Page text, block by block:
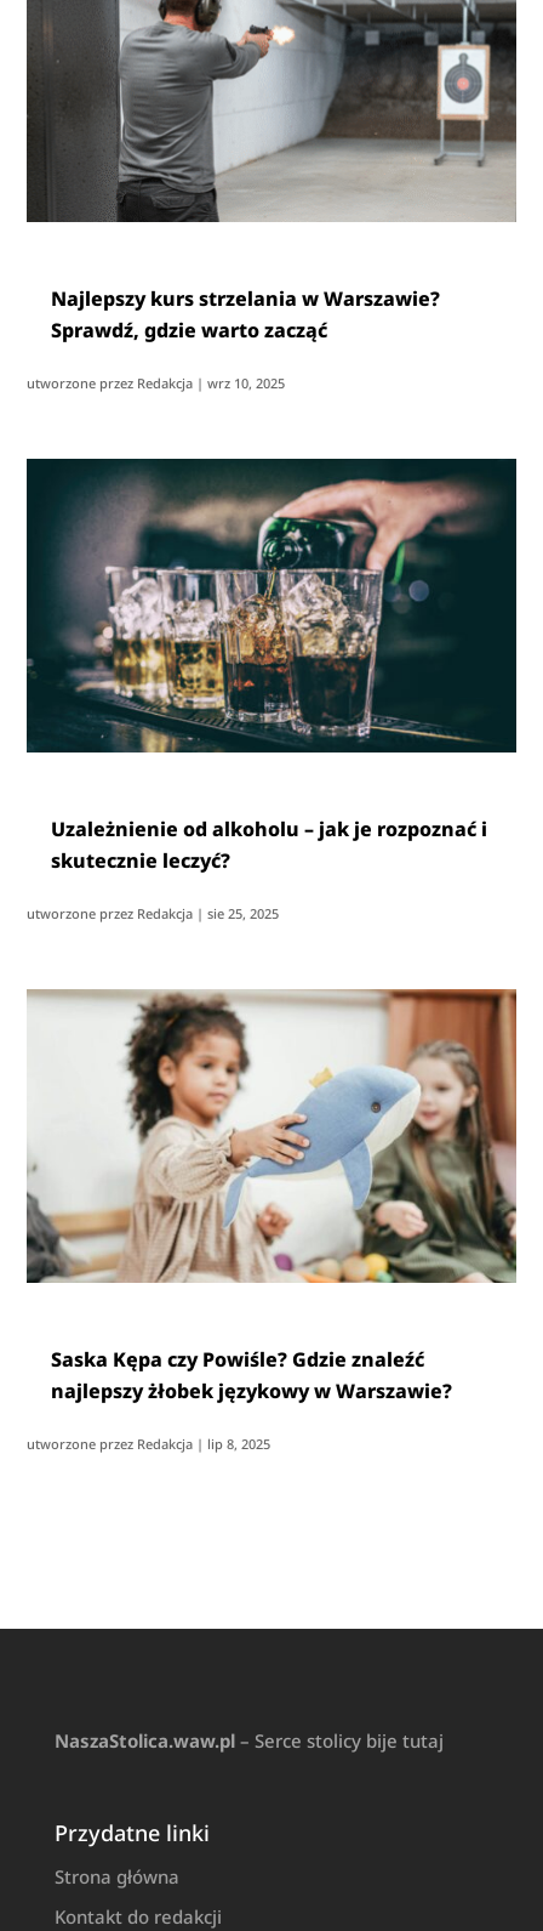
Najlepszy kurs strzelania w Warszawie?
Sprawdź, gdzie warto zacząć
utworzone przez Redakcja |wrz 10, 2025
Uzależnienie od alkoholu – jak je rozpoznać i
skutecznie leczyć?
utworzone przez Redakcja |sie 25, 2025
Saska Kępa czy Powiśle? Gdzie znaleźć
najlepszy żłobek językowy w Warszawie?
utworzone przez Redakcja | lip 8, 2025
NaszaStolica.waw.pl– Serce stolicy bije tutaj
Przydatne linki
Strona główna
Kontakt do redakcji